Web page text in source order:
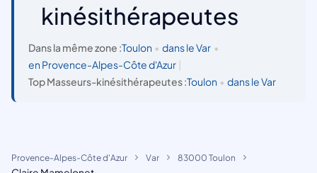
kinésithérapeutes
Dans la même zone :Toulon • dans le Var •
en Provence-Alpes-Côte d'Azur
Top Masseurs-kinésithérapeutes :Toulon • dans le Var
Provence-Alpes-Côte d'Azur Var 83000 Toulon